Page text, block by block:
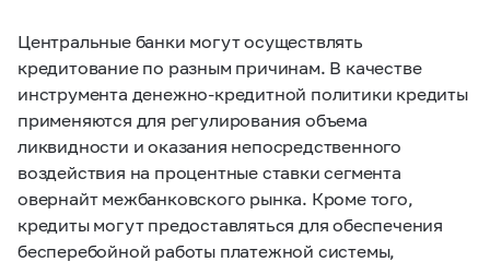
Центральные банки могут осуществлять
кредитование по разным причинам. В качестве
инструмента денежно-кредитной политики кредиты
применяются для регулирования объема
ликвидности и оказания непосредственного
воздействия на процентные ставки сегмента
овернайт межбанковского рынка. Кроме того,
кредиты могут предоставляться для обеспечения
бесперебойной работы платежной системы,